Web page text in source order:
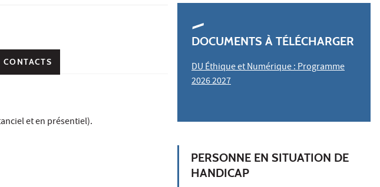
CONTACTS
et en présentiel).
DOCUMENTS À TÉLÉCHARGER
DU Éthique et Numérique :Programme
2026 2027
PERSONNE EN SITUATION DE
HANDICAP